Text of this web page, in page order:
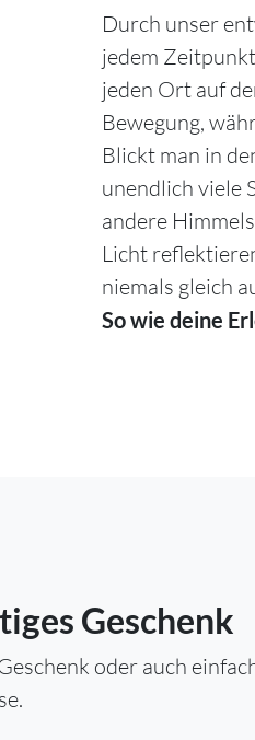
Durch unser
jedem
jeden Ort auf
Bewegung,
Blickt man in
unendlich viele
andere
Licht
niemals gleich
So wie deine
Geschenk
oder auch